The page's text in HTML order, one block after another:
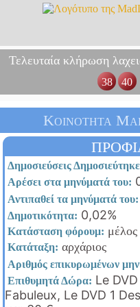
Τελευταία κλήρωση
38
40
Δημοσιεύσεις
Αρέσει στα μηνύματά του:
Αντιπαθεί τα μηνύματά του:
Δημοτικότητα: 0,02%
Κατάσταση φόρουμ: μέλος
Κατάταξη: αρχάριος
Αριθμός επικυρωμένων
Επιθυμητά Δώρα: Le
Fabuleux, Le DVD 1